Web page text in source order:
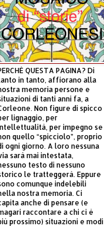
QUESTA PAGINA? Di
in tanto, affiorano alla
memoria persone e
di tanti anni fa, a
Non figure di spicco
lignaggio, per
per impegno se
quello “spicciolo”, proprio
ogni giorno. A loro nessuna
sarà mai intestata,
testo di nessuno
le tratteggerà. Eppure
comunque indelebili
nostra memoria. Ci
anche di pensare (e
raccontare a chi ci è
prossimo) situazioni e modi